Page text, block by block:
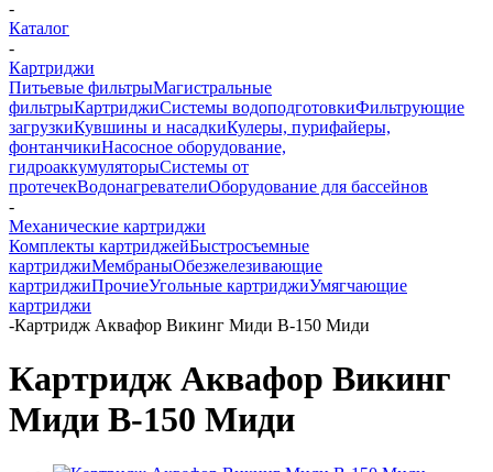
-
Каталог
-
Картриджи
Питьевые фильтрыМагистральные
фильтрыКартриджиСистемы водоподготовкиФильтрующие
загрузкиКувшины и насадкиКулеры, пурифайеры,
фонтанчикиНасосное оборудование,
гидроаккумуляторыСистемы от
протечекВодонагревателиОборудование для бассейнов
-
Механические картриджи
Комплекты картриджейБыстросъемные
картриджиМембраныОбезжелезивающие
картриджиПрочиеУгольные картриджиУмягчающие
картриджи
-Картридж Аквафор Викинг Миди В-150 Миди
Картридж Аквафор Викинг
Миди В-150 Миди